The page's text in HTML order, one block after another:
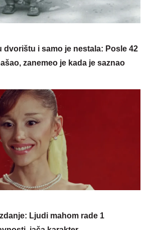
dvorištu i samo je nestala: Posle 42
zanemeo je kada je saznao
Ljudi mahom rade 1